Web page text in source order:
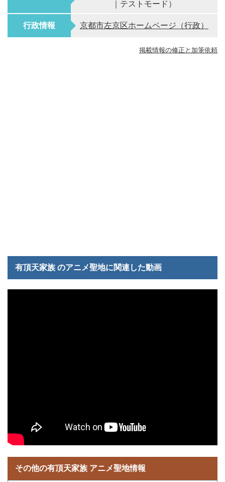
｜テストモード）
行政情報 京都市左京区ホームページ（行政）
掲載情報の修正と加筆依頼
有頂天家族 のアニメ聖地に関連した動画
その他の有頂天家族 アニメ聖地情報